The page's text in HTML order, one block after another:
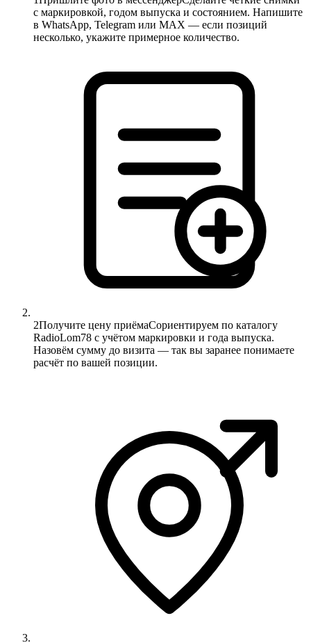
с маркировкой, годом выпуска и состоянием. Напишите
в WhatsApp, Telegram или MAX — если позиций
несколько, укажите примерное количество.
2Получите цену приёмаСориентируем по каталогу
RadioLom78 с учётом маркировки и года выпуска.
Назовём сумму до визита — так вы заранее понимаете
расчёт по вашей позиции.